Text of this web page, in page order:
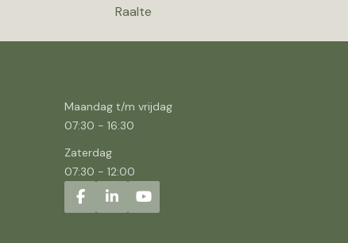
Raalte
Maandag t/m vrijdag
07:30 - 16:30
Zaterdag
07:30 - 12:00